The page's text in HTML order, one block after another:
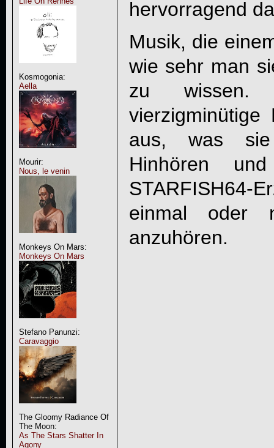
Kosmogonia:
Aella
Mourir:
Nous, le venin
Monkeys On Mars:
Monkeys On Mars
Stefano Panunzi:
Caravaggio
The Gloomy Radiance Of
The Moon:
As The Stars Shatter In
Agony
hervorragend
Musik, die
wie sehr man
zu wissen.
vierzigminütige
aus, was sie
Hinhören
STARFISH64-
einmal oder
anzuhören.